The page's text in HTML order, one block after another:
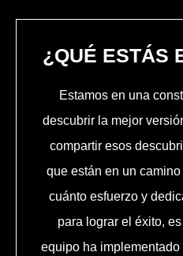
¿QUÉ ESTÁS
Estamos en una
descubrir la mejor
compartir esos
que están en un
cuánto esfuerzo y
para lograr el éxito,
equipo ha